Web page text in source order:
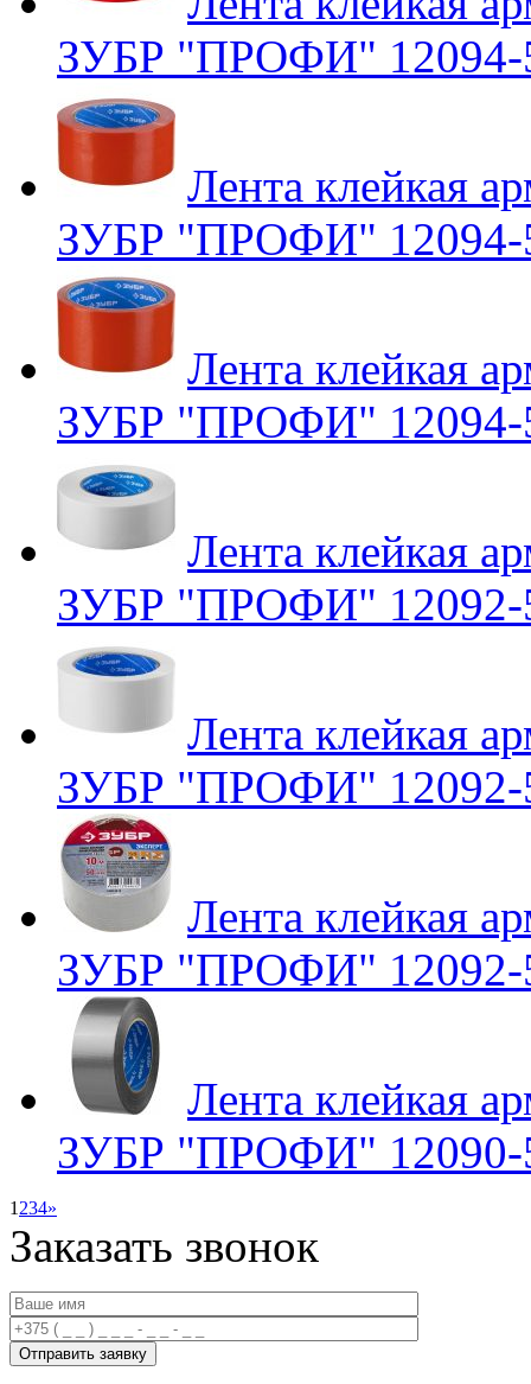
ЗУБР "ПРОФИ" 12094-
Лента клейкая
ЗУБР "ПРОФИ" 12094-
Лента клейкая
ЗУБР "ПРОФИ" 12094-
Лента клейкая
ЗУБР "ПРОФИ" 12092-
Лента клейкая
ЗУБР "ПРОФИ" 12092-
Лента клейкая
ЗУБР "ПРОФИ" 12092-
Лента клейкая
ЗУБР "ПРОФИ" 12090-
1 234»
Заказать звонок